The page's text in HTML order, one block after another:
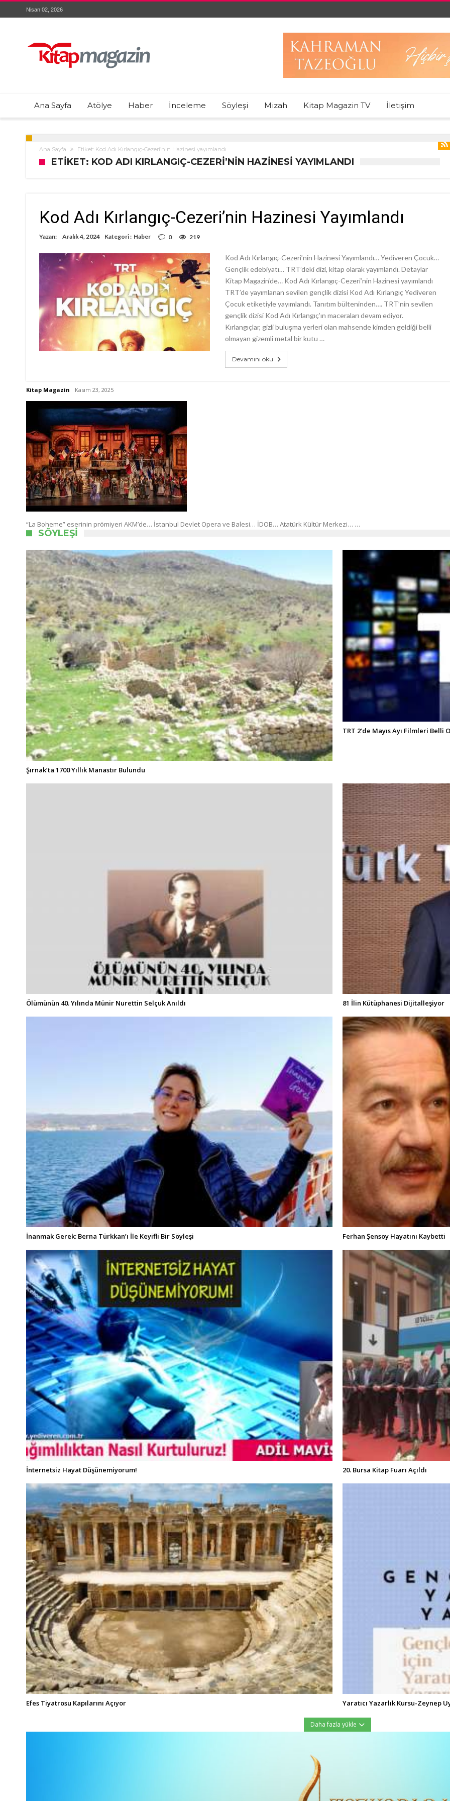
Nisan 02, 2026
Ana Sayfa Atölye Haber İnceleme Söyleşi Mizah Kitap Magazin TV İletişim
Ana Sayfa Etiket: Kod Adı Kırlangıç-Cezeri’nin Hazinesi yayımlandı
ETIKET: KOD ADI KIRLANGIÇ-CEZERI’NIN HAZINESI YAYIMLANDI
Kod Adı Kırlangıç-Cezeri’nin Hazinesi Yayımlandı
Yazan: Aralık 4, 2024 Kategori : Haber 0 219
Kod Adı Kırlangıç-Cezeri’nin Hazinesi Yayımlandı… Yediveren Çocuk…
Gençlik edebiyatı… TRT’deki dizi, kitap olarak yayımlandı. Detaylar
Kitap Magazin‘de… Kod Adı Kırlangıç-Cezeri’nin Hazinesi yayımlandı
TRT’de yayımlanan sevilen gençlik dizisi Kod Adı Kırlangıç Yediveren
Çocuk etiketiyle yayımlandı. Tanıtım bülteninden…. TRT’nin sevilen
gençlik dizisi Kod Adı Kırlangıç’ın maceraları devam ediyor.
Kırlangıçlar, gizli buluşma yerleri olan mahsende kimden geldiği belli
olmayan gizemli metal bir kutu …
Devamını oku
Kitap Magazin Kasım 23, 2025
“La Boheme” eserinin prömiyeri AKM’de… İstanbul Devlet Opera ve Balesi… İDOB… Atatürk Kültür Merkezi… …
SÖYLEŞI
Şırnak’ta 1700 Yıllık Manastır Bulundu
TRT 2’de Mayıs Ayı Filmleri Belli
Ölümünün 40. Yılında Münir Nurettin Selçuk Anıldı 81 İlin Kütüphanesi Dijitalleşiyor
İnanmak Gerek: Berna Türkkan’ı İle Keyifli Bir Söyleşi Ferhan Şensoy Hayatını Kaybetti
İnternetsiz Hayat Düşünemiyorum! 20. Bursa Kitap Fuarı Açıldı
Efes Tiyatrosu Kapılarını Açıyor Yaratıcı Yazarlık Kursu-Zeynep
Daha fazla yükle